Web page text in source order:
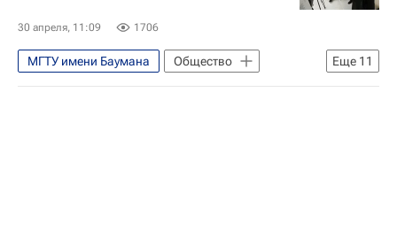
30 апреля, 11:09 1706
Еще 11
МГТУ имени Баумана
Общество
Россия
Москва
Новосибирск